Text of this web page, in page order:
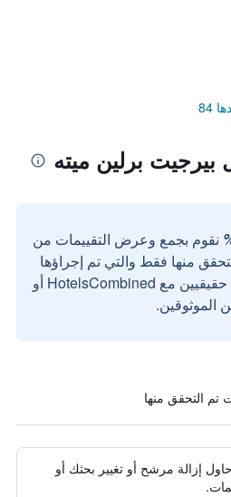
برلين ميته
نقوم بجمع وعرض التقييمات من
منها فقط والتي تم إجراؤها
بواسطة مستخدمين حقيقيين مع HotelsCombined أو
الموثوقين.
إزالة مرشح أو تغيير بحثك أو